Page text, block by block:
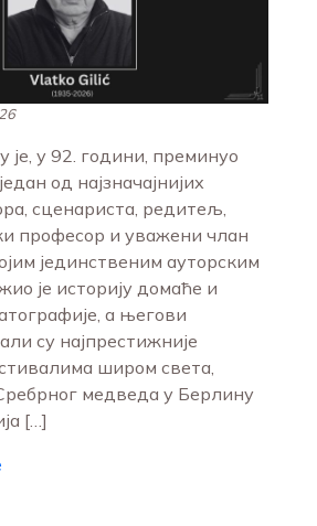
је, у 92. години, преминуо
од најзначајнијих
сценариста, редитељ,
професор и уважени члан
јединственим ауторским
је историју домаће и
а његови
су најпрестижније
широм света,
медведа у Берлину
[…]